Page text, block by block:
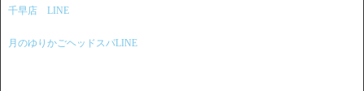
千早店 LINE
月のゆりかごヘッドスパLINE